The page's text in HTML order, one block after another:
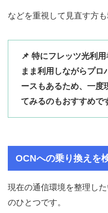
などを重視して見直す方も
📌 特にフレッツ光利
まま利用しながらプロ
ースもあるため、一度
てみるのもおすすめで
OCNへの乗り換えを
現在の通信環境を整理した
のひとつです。